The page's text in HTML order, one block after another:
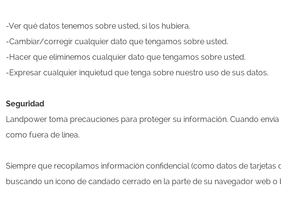
-Ver qué datos tenemos sobre usted, si los hubiera.
-Cambiar/corregir cualquier dato que tengamos sobre usted.
-Hacer que eliminemos cualquier dato que tengamos sobre usted.
-Expresar cualquier inquietud que tenga sobre nuestro uso de sus datos.
Seguridad
Landpower toma precauciones para proteger su información. Cuando
como fuera de línea.
Siempre que recopilamos información confidencial (como datos de
buscando un icono de candado cerrado en la parte de su navegador web